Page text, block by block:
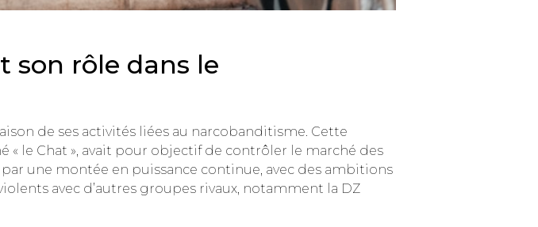
son rôle dans le
de ses activités liées au narcobanditisme. Cette
le Chat », avait pour objectif de contrôler le marché des
une montée en puissance continue, avec des ambitions
avec d’autres groupes rivaux, notamment la DZ